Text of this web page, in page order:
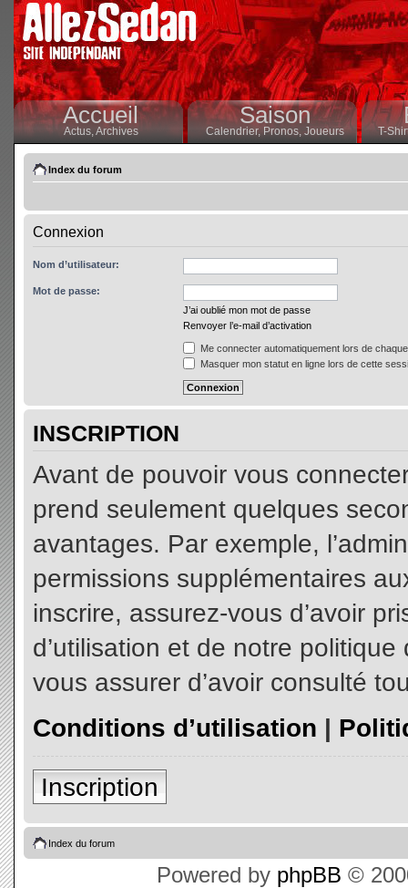
Accueil
Actus,Archives
Saison
Calendrier,Pronos, Joueurs T-
Index du forum
Connexion
Nom d’utilisateur:
Mot de passe:
J’ai oublié mon mot de passe
Renvoyer l’e-mail d’activation
Me connecter automatiquement lors de
Masquer mon statut en ligne lors de cette
INSCRIPTION
Avant de pouvoir vous
prend seulement quelques
avantages. Par exemple,
permissions supplémentaires
inscrire, assurez-vous d’avoir
d’utilisation et de notre
vous assurer d’avoir consulté
Conditions d’utilisation |
Inscription
Index du forum
Powered by phpBB ©